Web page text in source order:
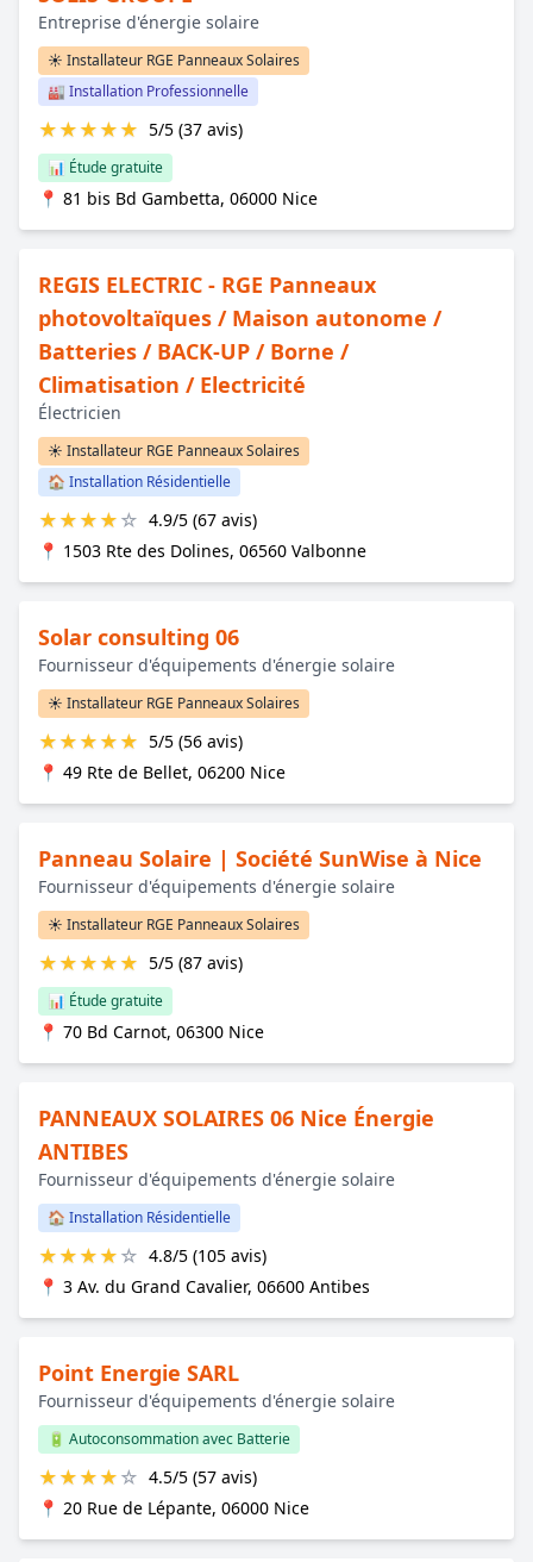
Entreprise d'énergie solaire
☀️ Installateur RGE Panneaux Solaires
🏭 Installation Professionnelle
★★★★★ 5/5 (37 avis)
📊 Étude gratuite
📍 81 bis Bd Gambetta, 06000 Nice
REGIS ELECTRIC - RGE Panneaux
photovoltaïques / Maison autonome /
Batteries / BACK-UP / Borne /
Climatisation / Electricité
Électricien
☀️ Installateur RGE Panneaux Solaires
🏠 Installation Résidentielle
★★★★☆ 4.9/5 (67 avis)
📍 1503 Rte des Dolines, 06560 Valbonne
Solar consulting 06
Fournisseur d'équipements d'énergie solaire
☀️ Installateur RGE Panneaux Solaires
★★★★★ 5/5 (56 avis)
📍 49 Rte de Bellet, 06200 Nice
Panneau Solaire | Société SunWise à Nice
Fournisseur d'équipements d'énergie solaire
☀️ Installateur RGE Panneaux Solaires
★★★★★ 5/5 (87 avis)
📊 Étude gratuite
📍 70 Bd Carnot, 06300 Nice
PANNEAUX SOLAIRES 06 Nice Énergie
ANTIBES
Fournisseur d'équipements d'énergie solaire
🏠 Installation Résidentielle
★★★★☆ 4.8/5 (105 avis)
📍 3 Av. du Grand Cavalier, 06600 Antibes
Point Energie SARL
Fournisseur d'équipements d'énergie solaire
🔋 Autoconsommation avec Batterie
★★★★☆ 4.5/5 (57 avis)
📍 20 Rue de Lépante, 06000 Nice